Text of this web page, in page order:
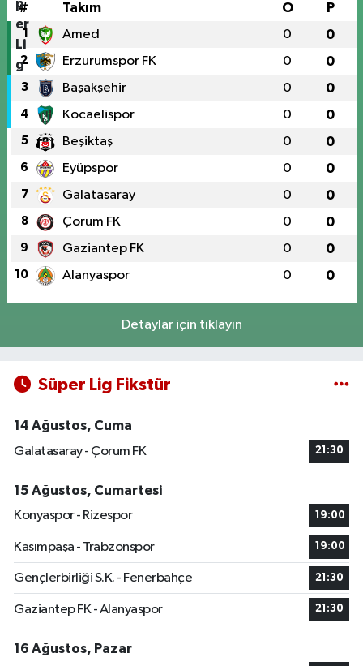
# Takım O P
1 Amed 0 0
2 Erzurumspor FK 0 0
3 Başakşehir 0 0
4 Kocaelispor 0 0
5 Beşiktaş 0 0
6 Eyüpspor 0 0
7 Galatasaray 0 0
8 Çorum FK 0 0
9 Gaziantep FK 0 0
10 Alanyaspor 0 0
Detaylar için tıklayın
Süper Lig Fikstür
14 Ağustos, Cuma
Galatasaray - Çorum FK
21:30
15 Ağustos, Cumartesi
Konyaspor - Rizespor
19:00
Kasımpaşa - Trabzonspor 19:00
Gençlerbirliği S.K. - Fenerbahçe 21:30
Gaziantep FK - Alanyaspor 21:30
16 Ağustos, Pazar